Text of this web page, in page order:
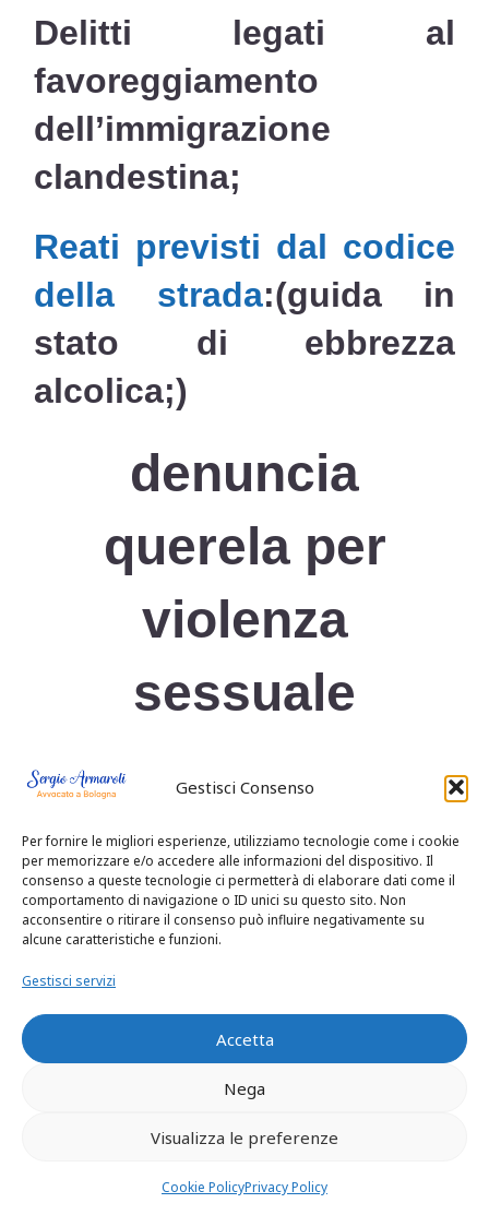
Gestisci Consenso
Per fornire le migliori esperienze, utilizziamo tecnologie come i cookie
per memorizzare e/o accedere alle informazioni del dispositivo. Il
consenso a queste tecnologie ci permetterà di elaborare dati come il
comportamento di navigazione o ID unici su questo sito. Non
acconsentire o ritirare il consenso può influire negativamente su
alcune caratteristiche e funzioni.
Gestisci servizi
Accetta
Nega
Visualizza le preferenze
Cookie PolicyPrivacy Policy
Delitti legati al
favoreggiamento
dell’immigrazione
clandestina;
Reati previsti dal codice
della strada:(guida in
stato di ebbrezza
alcolica;)
denuncia
querela per
violenza
sessuale
La denuncia-querela per
violenza sessuale è un
atto fondamentale per
avviare un’azione legale
contro l’autore del reato e
proteggere i tuoi diritti. Di
seguito, i passi per
presentarla: